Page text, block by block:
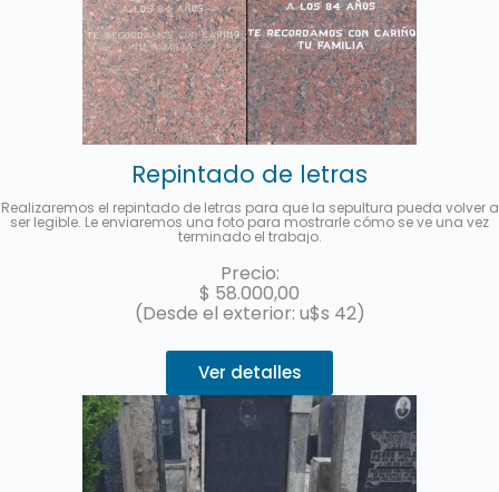
Repintado de letras
Realizaremos el repintado de letras para que la sepultura pueda volver a
ser legible. Le enviaremos una foto para mostrarle cómo se ve una vez
terminado el trabajo.
Precio:
$ 58.000,00
(Desde el exterior: u$s 42)
Ver detalles